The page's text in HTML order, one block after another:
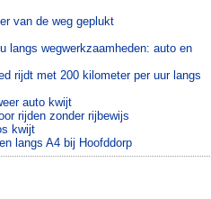
van de weg geplukt
langs wegwerkzaamheden: auto en
rijdt met 200 kilometer per uur langs
auto kwijt
rijden zonder rijbewijs
kwijt
langs A4 bij Hoofddorp